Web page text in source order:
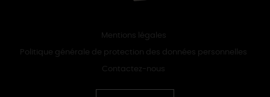
Mentions légales
Politique générale de protection des données personnelles
Contactez-nous